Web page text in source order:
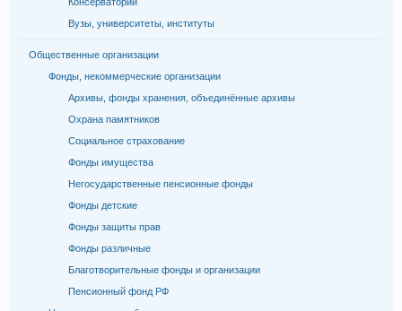
Вузы, университеты, институты
Общественные организации
Фонды, некоммерческие организации
Архивы, фонды хранения, объединённые архивы
Охрана памятников
Социальное страхование
Фонды имущества
Негосударственные пенсионные фонды
Фонды детские
Фонды защиты прав
Фонды различные
Благотворительные фонды и организации
Пенсионный фонд РФ